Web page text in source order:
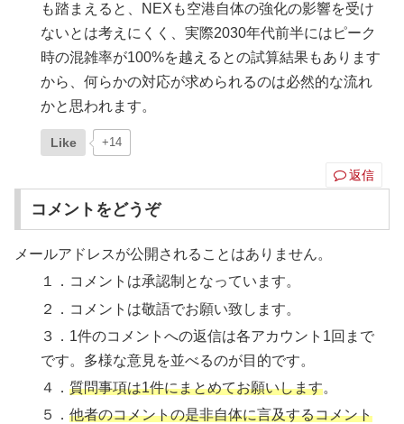
も踏まえると、NEXも空港自体の強化の影響を受け
ないとは考えにくく、実際2030年代前半にはピーク
時の混雑率が100%を越えるとの試算結果もあります
から、何らかの対応が求められるのは必然的な流れ
かと思われます。
Like +14
返信
コメントをどうぞ
メールアドレスが公開されることはありません。
１．コメントは承認制となっています。
２．コメントは敬語でお願い致します。
３．1件のコメントへの返信は各アカウント1回まで
です。多様な意見を並べるのが目的です。
４．質問事項は1件にまとめてお願いします。
５．他者のコメントの是非自体に言及するコメント